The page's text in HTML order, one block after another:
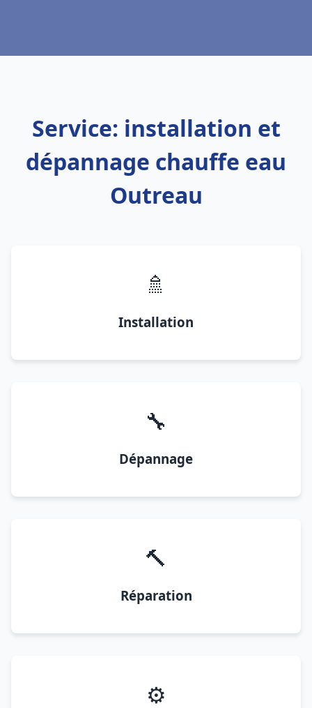
Service: installation et
dépannage chauffe eau
Outreau
🚿
Installation
🔧
Dépannage
🔨
Réparation
⚙️